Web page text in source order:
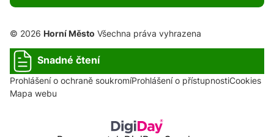
© 2026 Horní Město Všechna práva vyhrazena
Snadné čtení
Prohlášení o ochraně soukromíProhlášení o přístupnostiCookies
Mapa webu